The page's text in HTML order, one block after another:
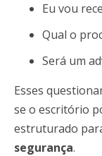
Eu vou
Qual o
Será um
Esses
se o escritório
estruturado
segurança.